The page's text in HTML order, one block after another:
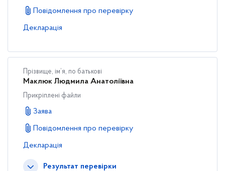
Повідомлення про перевірку
Декларація
Прізвище, ім’я, по батькові
Маклюк Людмила Анатоліївна
Прикріплені файли
Заява
Повідомлення про перевірку
Декларація
Результат перевірки